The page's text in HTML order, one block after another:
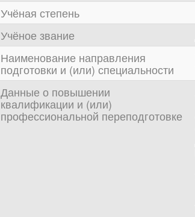
Учёная степень
Учёное звание
Наименование направления
подготовки и (или) специальности
Данные о повышении
квалификации и (или)
профессиональной переподготовке